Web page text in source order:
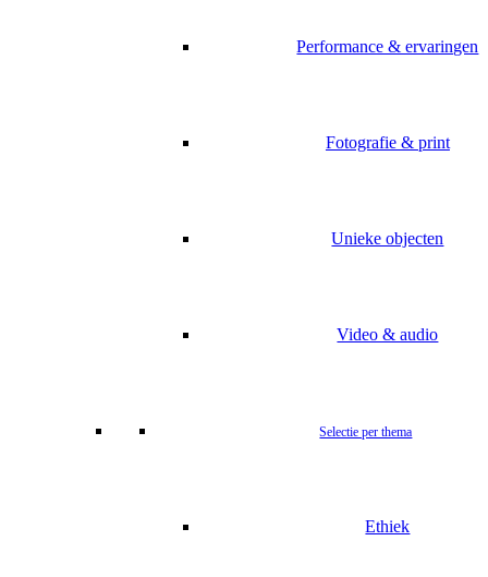
Performance & ervaringen
Fotografie & print
Unieke objecten
Video & audio
Selectie per thema
Ethiek